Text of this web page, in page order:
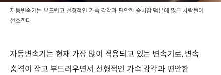
자동변속기는 부드럽고 선형적인 가속 감각과 편안한 승차감 덕분에 많은 사람들이
선호한다
자동변속기는 현재 가장 많이 적용되고 있는 변속기로, 변속
충격이 작고 부드러우면서 선형적인 가속 감각과 편안한